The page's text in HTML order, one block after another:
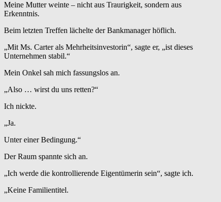
Meine Mutter weinte – nicht aus Traurigkeit, sondern aus
Erkenntnis.
Beim letzten Treffen lächelte der Bankmanager höflich.
„Mit Ms. Carter als Mehrheitsinvestorin“, sagte er, „ist dieses
Unternehmen stabil.“
Mein Onkel sah mich fassungslos an.
„Also … wirst du uns retten?“
Ich nickte.
„Ja.
Unter einer Bedingung.“
Der Raum spannte sich an.
„Ich werde die kontrollierende Eigentümerin sein“, sagte ich.
„Keine Familientitel.